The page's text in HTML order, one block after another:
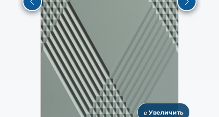
⌕ Увеличить
Previous Next